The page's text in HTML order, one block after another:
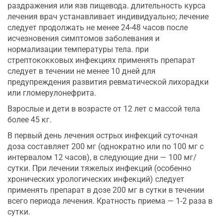
раздражения или язв пищевода. длительность курса
лечения врач устанавливает индивидуально; лечение
следует продолжать не менее 24-48 часов после
исчезновения симптомов заболевания и
нормализации температуры тела. при
стрептококковых инфекциях применять препарат
следует в течении не менее 10 дней для
предупреждения развития ревматической лихорадки
или гломерулонефрита.
Взрослые и дети в возрасте от 12 лет с массой тела
более 45 кг.
В первый день лечения острых инфекций суточная
доза составляет 200 мг (однократно или по 100 мг с
интервалом 12 часов), в следующие дни — 100 мг/
сутки. При лечении тяжелых инфекций (особенно
хронических урологических инфекций) следует
применять препарат в дозе 200 мг в сутки в течении
всего периода лечения. Кратность приема — 1-2 раза в
сутки.